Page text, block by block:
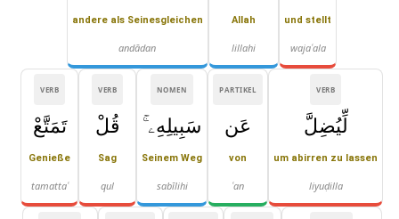
und stellt
wajaʿala
Allah
lillahi
andere als Seinesgleichen
andādan
VERB
لِّيُضِلَّ
um abirren zu lassen
liyuḍilla
PARTIKEL
عَن
von
ʿan
NOMEN
سَبِيلِهِۦ ۚ
Seinem Weg
sabīlihi
VERB
قُلْ
Sag
qul
VERB
تَمَتَّعْ
Genieße
tamattaʿ